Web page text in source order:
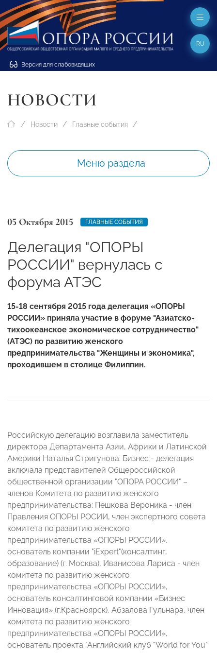
Версия для слабовидящих
RU
НОВОСТИ
Новости Главные события
Меню раздела
05 Октября 2015 ГЛАВНЫЕ СОБЫТИЯ
Делегация "ОПОРЫ
РОССИИ" вернулась с
форума АТЭС
15-18 сентября 2015 года делегация «ОПОРЫ
РОССИИ» приняла участие в форуме "Азиатско-
тихоокеанское экономическое сотрудничество"
(АТЭС) по развитию женского
предпринимательства "Женщины и экономика",
проходившем в столице Филиппин.
Российскую делегацию возглавила заместитель
директора Департамента Азии, Африки и Латинской
Америки Наталья Стригунова. Бизнес - делегация
включала представителей Общероссийской
общественной организации "ОПОРА РОССИИ" –
членов Комитета по развитию женского
предпринимательства: Пешкова Вероника - член
Правления ОПОРЫ РОСИИ, член экспертного совета
комитета по развитию женского
предпринимательства «ОПОРЫ РОССИИ»,
основатель компании "iExpert"(консалтинг,
образование) (г. Москва), Иванисова Лариса - член
комитета по развитию женского
предпринимательства «ОПОРЫ РОССИИ»,
основатель консалтинговой компании «Бизнес
Инновация» (г.Красноярск), Абзалова Гульнара, член
комитета по развитию женского
предпринимательства «ОПОРЫ РОССИИ»,
основатель проекта "Английский клуб "World for You"